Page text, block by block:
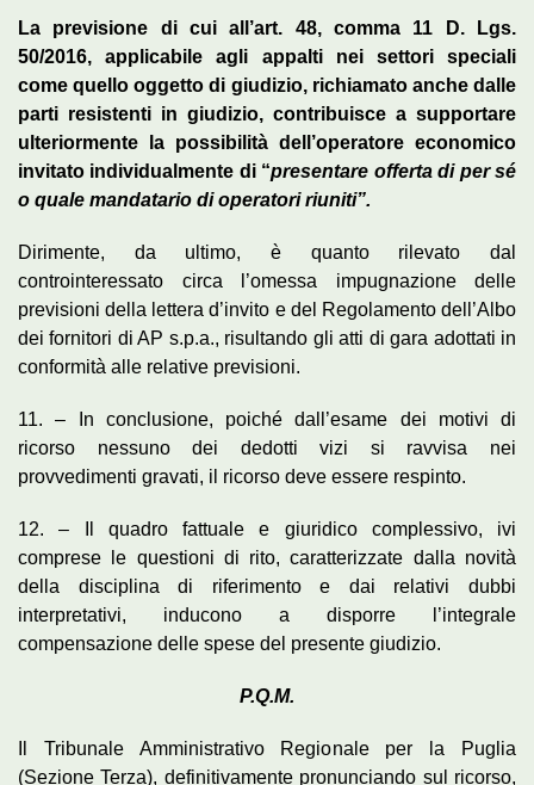
La previsione di cui all’art. 48, comma 11 D. Lgs.
50/2016, applicabile agli appalti nei settori speciali
come quello oggetto di giudizio, richiamato anche dalle
parti resistenti in giudizio, contribuisce a supportare
ulteriormente la possibilità dell’operatore economico
invitato individualmente di “presentare offerta di per sé
o quale mandatario di operatori riuniti”.
Dirimente, da ultimo, è quanto rilevato dal
controinteressato circa l’omessa impugnazione delle
previsioni della lettera d’invito e del Regolamento dell’Albo
dei fornitori di AP s.p.a., risultando gli atti di gara adottati in
conformità alle relative previsioni.
11. – In conclusione, poiché dall’esame dei motivi di
ricorso nessuno dei dedotti vizi si ravvisa nei
provvedimenti gravati, il ricorso deve essere respinto.
12. – Il quadro fattuale e giuridico complessivo, ivi
comprese le questioni di rito, caratterizzate dalla novità
della disciplina di riferimento e dai relativi dubbi
interpretativi, inducono a disporre l’integrale
compensazione delle spese del presente giudizio.
P.Q.M.
Il Tribunale Amministrativo Regionale per la Puglia
(Sezione Terza), definitivamente pronunciando sul ricorso,